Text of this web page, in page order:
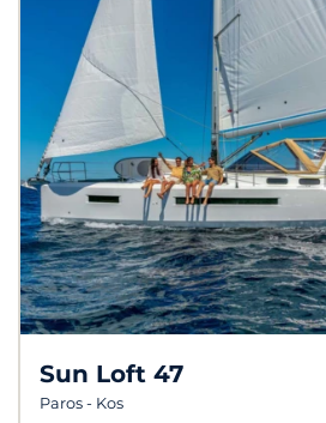
Sun Loft 47
Paros - Kos